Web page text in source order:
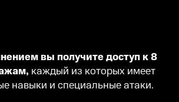
вы получите доступ к 8
каждый из которых имеет
навыки и специальные атаки.